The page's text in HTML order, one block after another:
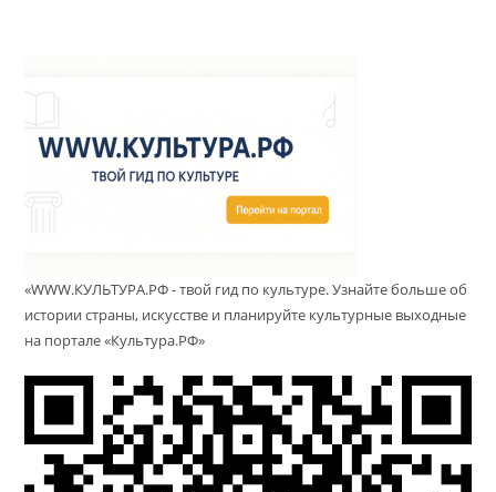
«WWW.КУЛЬТУРА.РФ - твой гид по культуре. Узнайте больше об
истории страны, искусстве и планируйте культурные выходные
на портале «Культура.РФ»